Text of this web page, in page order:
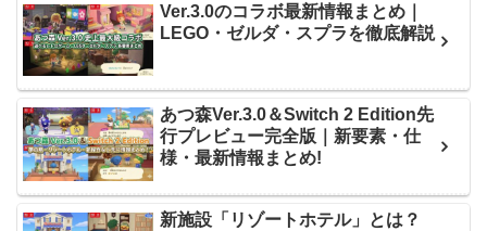
Ver.3.0のコラボ最新情報まとめ｜
LEGO・ゼルダ・スプラを徹底解説
あつ森Ver.3.0＆Switch 2 Edition先
行プレビュー完全版｜新要素・仕
様・最新情報まとめ!
新施設「リゾートホテル」とは？